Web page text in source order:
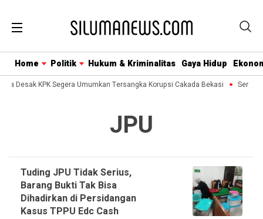
Home Politik Hukum & Kriminalitas Gaya Hidup
Desak KPK Segera Umumkan Tersangka Korupsi Cakada Bekasi Semua
JPU
Tuding JPU Tidak Serius,
Barang Bukti Tak Bisa
Dihadirkan di Persidangan
Kasus TPPU Edc Cash